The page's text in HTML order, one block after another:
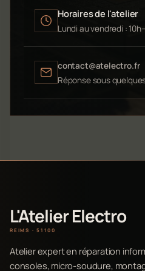
Horaires de l'atelier
Lundi au vendredi :
contact@atelectro.fr
Réponse sous
L'Atelier Electro
REIMS · 51100
Atelier expert en réparation
consoles, micro-soudure,